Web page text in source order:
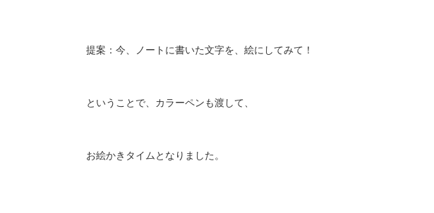
提案：今、ノートに書いた文字を、絵にしてみて！
ということで、カラーペンも渡して、
お絵かきタイムとなりました。